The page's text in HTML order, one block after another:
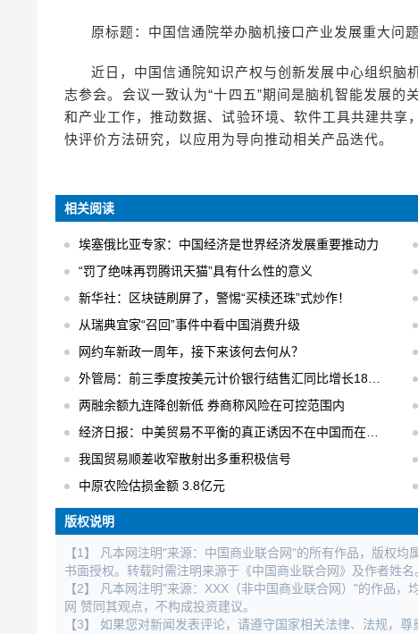
原标题：中国信通院举办脑机接口产业发展重大问
近日，中国信通院知识产权与创新发展中心组织脑
志参会。会议一致认为“十四五”期间是脑机智能发展
和产业工作，推动数据、试验环境、软件工具共建共享
快评价方法研究，以应用为导向推动相关产品迭代。
相关阅读
埃塞俄比亚专家：中国经济是世界经济发展重要推动力
“罚了绝味再罚腾讯天猫”具有什么性的意义
新华社：区块链刷屏了，警惕“买椟还珠”式炒作！
从瑞典宜家“召回”事件中看中国消费升级
网约车新政一周年，接下来该何去何从？
外管局：前三季度按美元计价银行结售汇同比增长18% 结售汇逆差下降75%
两融余额九连降创新低 券商称风险在可控范围内
经济日报：中美贸易不平衡的真正诱因不在中国而在美国
我国贸易顺差收窄散射出多重积极信号
中原农险估损金额 3.8亿元
版权说明
【1】 凡本网注明"来源：中国商业联合网"的所有作品，版权
书面授权。转载时需注明来源于《中国商业联合网》及作者姓
【2】 凡本网注明"来源：XXX（非中国商业联合网）"的作品
网 赞同其观点，不构成投资建议。
【3】 如果您对新闻发表评论，请遵守国家相关法律、法规，